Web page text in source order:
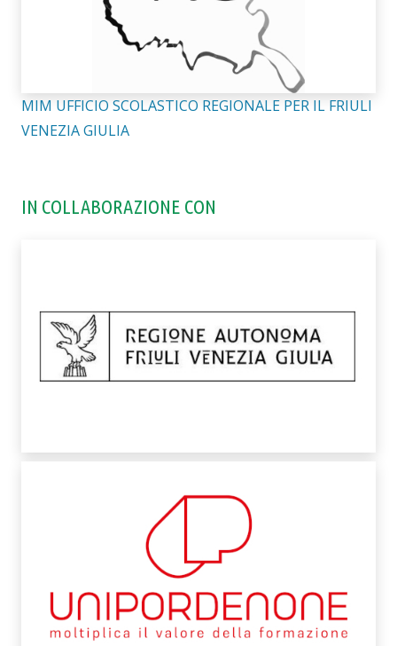
MIM UFFICIO SCOLASTICO REGIONALE PER IL FRIULI
VENEZIA GIULIA
IN COLLABORAZIONE CON